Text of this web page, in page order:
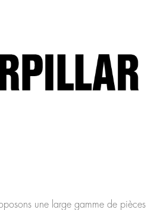
une large gamme de pièces